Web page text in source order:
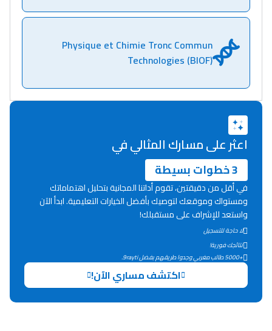
Physique et Chimie Tronc Commun
Technologies (BIOF)
اعثر على مسارك المثالي في
3 خطوات بسيطة
في أقل من دقيقتين، تقوم أداتنا المجانية بتحليل اهتماماتك
ومستواك وموقعك لتوصيك بأفضل الخيارات التعليمية. ابدأ الآن
واستعد للإشراف على مستقبلك!
لا حاجة للتسجيل
نتائجك فورية!
+5000 طالب مغربي وجدوا طريقهم بفضل 9rayti.
اكتشف مساري الآن!